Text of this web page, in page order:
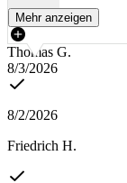
Mehr anzeigen
Thomas G.
8/3/2026
8/2/2026
Friedrich H.